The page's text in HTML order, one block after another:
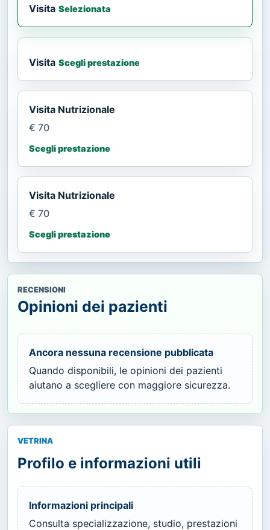
Visita Selezionata
Visita Scegli prestazione
Visita Nutrizionale
€ 70
Scegli prestazione
Visita Nutrizionale
€ 70
Scegli prestazione
RECENSIONI
Opinioni dei pazienti
Ancora nessuna recensione pubblicata
Quando disponibili, le opinioni dei pazienti
aiutano a scegliere con maggiore sicurezza.
VETRINA
Profilo e informazioni utili
Informazioni principali
Consulta specializzazione, studio, prestazioni